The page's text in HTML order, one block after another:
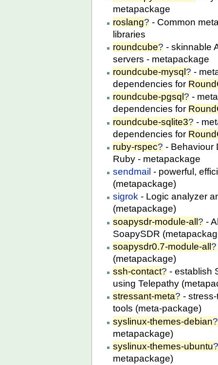
metapackage
roslang? - Common
libraries
roundcube? - skinnable
servers - metapackage
roundcube-mysql ? -
dependencies for
roundcube-pgsql ? -
dependencies for
roundcube-sqlite3? -
dependencies for
ruby-rspec? - Behaviour
Ruby - metapackage
sendmail - powerful,
(metapackage)
sigrok - Logic analyzer
(metapackage)
soapysdr-module-all? -
SoapySDR
soapysdr0.7-module-all ?
(metapackage)
ssh-contact? - establish
using Telepathy
stressant-meta? -
tools (meta-package)
syslinux-themes-debian?
metapackage)
syslinux-themes-ubuntu
metapackage)